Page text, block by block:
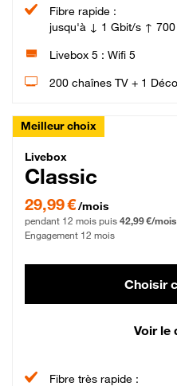
Fibre rapide :
jusqu'à ↓ 1 Gbit/s ↑
Livebox 5 : Wifi 5
200 chaînes TV + 1
Meilleur choix
Livebox Classic
Livebox
Classic
29,99 € par mois pendant 12 mois
29,99 €/mois
pendant 12 mois puis 42,99 €/mois
Engagement 12 mois
Choisir
Voir le
Fibre très rapide :